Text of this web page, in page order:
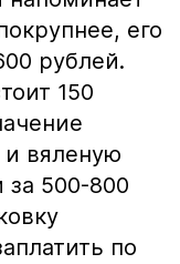
его
рублей.
150
вяленую
500-800
по